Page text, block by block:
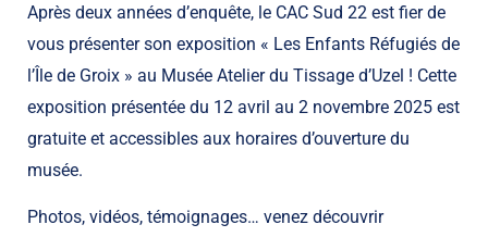
Après deux années d’enquête, le CAC Sud 22 est fier de
vous présenter son exposition « Les Enfants Réfugiés de
l’Île de Groix » au Musée Atelier du Tissage d’Uzel ! Cette
exposition présentée du 12 avril au 2 novembre 2025 est
gratuite et accessibles aux horaires d’ouverture du
musée.
Photos, vidéos, témoignages… venez découvrir